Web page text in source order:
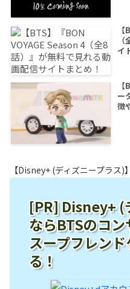
イ
ー
徴
【Disney+ (ディズニープラス)】
[PR] Disney+ (
ならBTSのコ
スープフレン
る！